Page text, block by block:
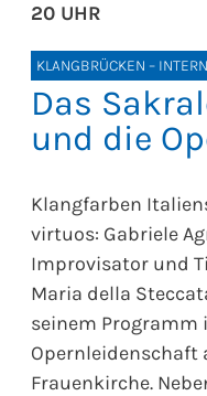
KLANGBRÜCKEN –
Das
und die
Klangfarben
virtuos: Gabriele
Improvisator und
Maria della
seinem Programm
Opernleidenschaft
Frauenkirche.
20 UHR